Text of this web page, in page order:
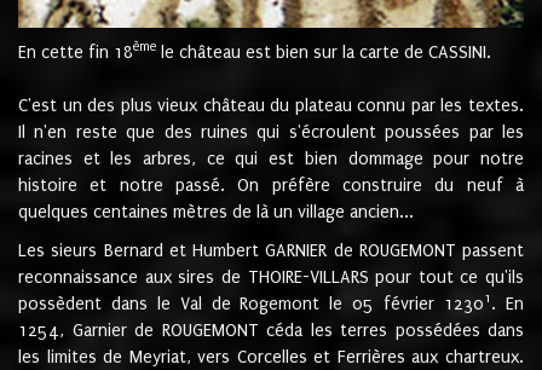
En cette fin 18ème le château est bien sur la carte de CASSINI.
C'est un des plus vieux château du plateau connu par les textes.
Il n'en reste que des ruines qui s'écroulent poussées par les
racines et les arbres, ce qui est bien dommage pour notre
histoire et notre passé. On préfère construire du neuf à
quelques centaines mètres de là un village ancien...
Les sieurs Bernard et Humbert GARNIER de ROUGEMONT passent
reconnaissance aux sires de THOIRE-VILLARS pour tout ce qu'ils
possèdent dans le Val de Rogemont le 05 février 12301 . En
1254, Garnier de ROUGEMONT céda les terres possédées dans
les limites de Meyriat, vers Corcelles et Ferrières aux chartreux.